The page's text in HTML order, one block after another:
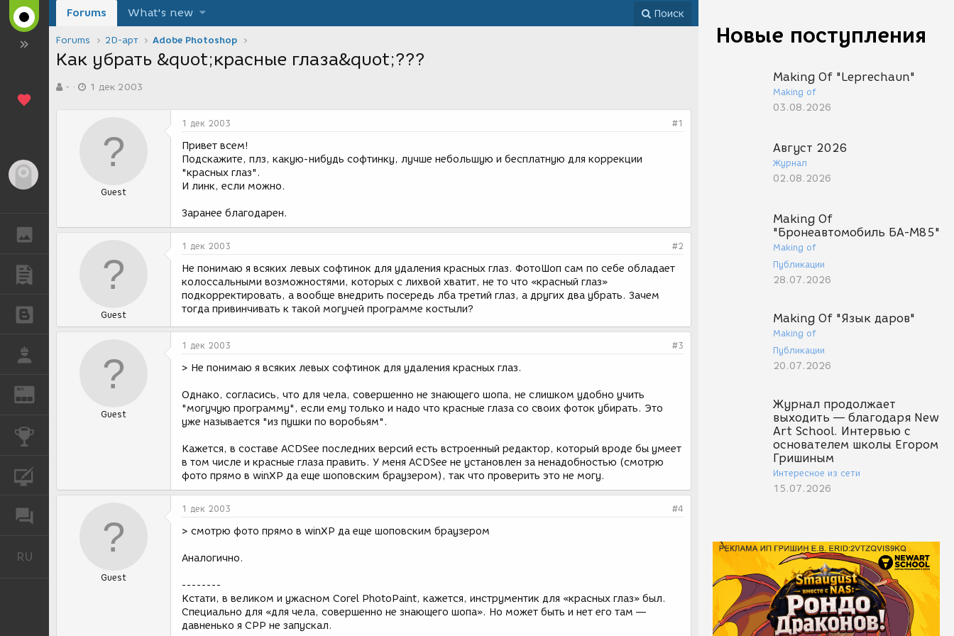
ПУБЛИКАЦИИ
REN
RU
Новые поступления
Making Of "Leprechaun"
Making of
03.08.2026
Август 2026
Журнал
02.08.2026
Making Of
"Бронеавтомобиль БА-М85"
Making of
Публикации
28.07.2026
Making Of "Язык даров"
Making of
Публикации
20.07.2026
Журнал продолжает
выходить — благодаря New
Art School. Интервью с
основателем школы Егором
Гришиным
Интересное из сети
15.07.2026
Forums What's new Поиск
Forums 2D-арт Adobe Photoshop
Как убрать &quot;красные глаза&quot;???
в-
а
1 дек 2003
Guest
1 дек 2003 #1
Привет всем!
Подскажите, плз, какую-нибудь софтинку, лучше небольшую и бесплатную для коррекции
"красных глаз".
И линк, если можно.
Заранее благодарен.
Guest
1 дек 2003 #2
Не понимаю я всяких левых софтинок для удаления красных глаз. ФотоШоп сам по себе обладает
колоссальными возможностями, которых с лихвой хватит, не то что «красный глаз»
подкорректировать, а вообще внедрить посередь лба третий глаз, а других два убрать. Зачем
тогда привинчивать к такой могучей программе костыли?
Guest
1 дек 2003 #3
> Не понимаю я всяких левых софтинок для удаления красных глаз.
Однако, согласись, что для чела, совершенно не знающего шопа, не слишком удобно учить
"могучую программу", если ему только и надо что красные глаза со своих фоток убирать. Это
уже называется "из пушки по воробьям".
Кажется, в составе ACDSee последних версий есть встроенный редактор, который вроде бы умеет
в том числе и красные глаза править. У меня ACDSee не установлен за ненадобностью (смотрю
фото прямо в winXP да еще шоповским браузером), так что проверить это не могу.
Guest
1 дек 2003 #4
> смотрю фото прямо в winXP да еще шоповским браузером
Аналогично.
--------
Кстати, в великом и ужасном Corel PhotoPaint, кажется, инструментик для «красных глаз» был.
Специально для «для чела, совершенно не знающего шопа». Но может быть и нет его там —
давненько я CPP не запускал.